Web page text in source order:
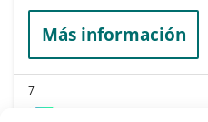
Más información
7